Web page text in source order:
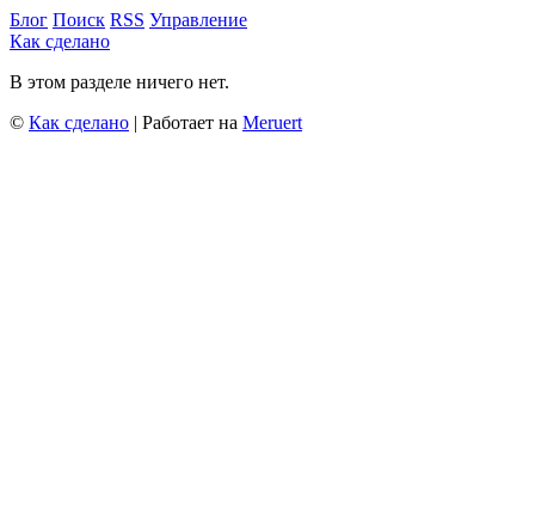
Блог Поиск RSS Управление
Как сделано
В этом разделе ничего нет.
© Как сделано | Работает на Meruert